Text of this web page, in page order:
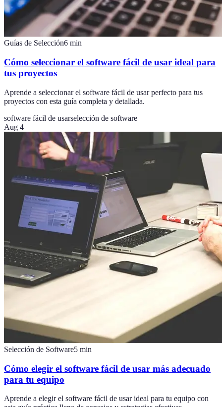
Guías de Selección6 min
Cómo seleccionar el software fácil de usar ideal para
tus proyectos
Aprende a seleccionar el software fácil de usar perfecto para tus
proyectos con esta guía completa y detallada.
software fácil de usarselección de software
Aug 4
Selección de Software5 min
Cómo elegir el software fácil de usar más adecuado
para tu equipo
Aprende a elegir el software fácil de usar ideal para tu equipo con